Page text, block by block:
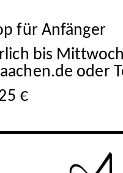
für Anfänger
bis
oder
€